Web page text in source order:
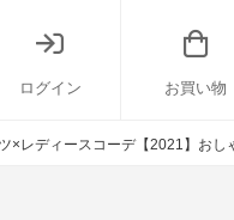
ログイン お買い物
×レディースコーデ【2021】おし